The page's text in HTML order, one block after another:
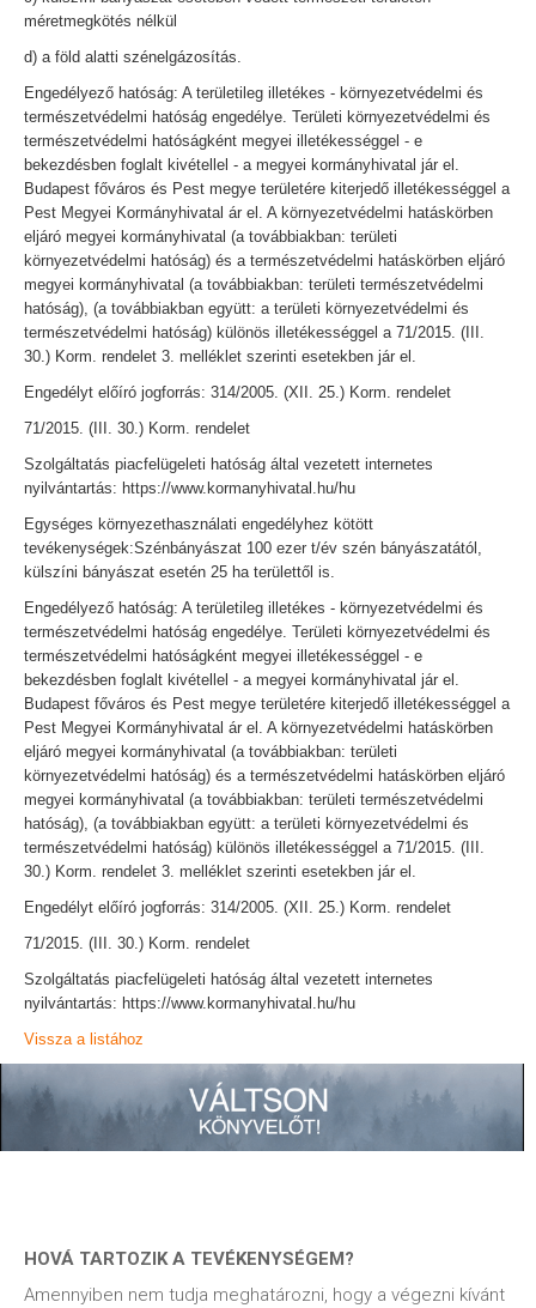
méretmegkötés nélkül
d) a föld alatti szénelgázosítás.
Engedélyező hatóság: A területileg illetékes - környezetvédelmi és
természetvédelmi hatóság engedélye. Területi környezetvédelmi és
természetvédelmi hatóságként megyei illetékességgel - e
bekezdésben foglalt kivétellel - a megyei kormányhivatal jár el.
Budapest főváros és Pest megye területére kiterjedő illetékességgel a
Pest Megyei Kormányhivatal ár el. A környezetvédelmi hatáskörben
eljáró megyei kormányhivatal (a továbbiakban: területi
környezetvédelmi hatóság) és a természetvédelmi hatáskörben eljáró
megyei kormányhivatal (a továbbiakban: területi természetvédelmi
hatóság), (a továbbiakban együtt: a területi környezetvédelmi és
természetvédelmi hatóság) különös illetékességgel a 71/2015. (III.
30.) Korm. rendelet 3. melléklet szerinti esetekben jár el.
Engedélyt előíró jogforrás: 314/2005. (XII. 25.) Korm. rendelet
71/2015. (III. 30.) Korm. rendelet
Szolgáltatás piacfelügeleti hatóság által vezetett internetes
nyilvántartás: https://www.kormanyhivatal.hu/hu
Egységes környezethasználati engedélyhez kötött
tevékenységek:Szénbányászat 100 ezer t/év szén bányászatától,
külszíni bányászat esetén 25 ha területtől is.
Engedélyező hatóság: A területileg illetékes - környezetvédelmi és
természetvédelmi hatóság engedélye. Területi környezetvédelmi és
természetvédelmi hatóságként megyei illetékességgel - e
bekezdésben foglalt kivétellel - a megyei kormányhivatal jár el.
Budapest főváros és Pest megye területére kiterjedő illetékességgel a
Pest Megyei Kormányhivatal ár el. A környezetvédelmi hatáskörben
eljáró megyei kormányhivatal (a továbbiakban: területi
környezetvédelmi hatóság) és a természetvédelmi hatáskörben eljáró
megyei kormányhivatal (a továbbiakban: területi természetvédelmi
hatóság), (a továbbiakban együtt: a területi környezetvédelmi és
természetvédelmi hatóság) különös illetékességgel a 71/2015. (III.
30.) Korm. rendelet 3. melléklet szerinti esetekben jár el.
Engedélyt előíró jogforrás: 314/2005. (XII. 25.) Korm. rendelet
71/2015. (III. 30.) Korm. rendelet
Szolgáltatás piacfelügeleti hatóság által vezetett internetes
nyilvántartás: https://www.kormanyhivatal.hu/hu
Vissza a listához
HOVÁ TARTOZIK A TEVÉKENYSÉGEM?
Amennyiben nem tudja meghatározni, hogy a végezni kívánt